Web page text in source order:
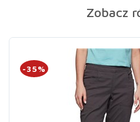
Zobacz
-35%